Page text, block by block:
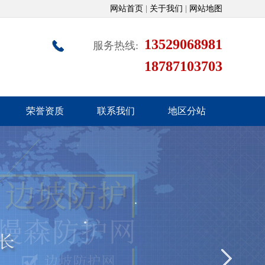
网站首页 关于我们 网站地图
服务热线: 13529068981
18787103703
荣誉资质 联系我们 地区分站